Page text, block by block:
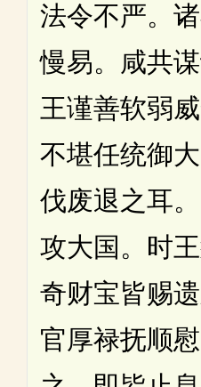
法令不严。
慢易。咸共
王谨善软弱
不堪任统御
伐废退之耳
攻大国。时
奇财宝皆赐
官厚禄抚顺